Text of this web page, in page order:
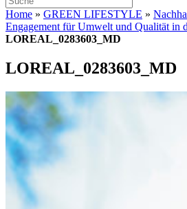
Home » GREEN LIFESTYLE »
Engagement für Umwelt und Qualität in
LOREAL_0283603_MD
LOREAL_0283603_MD